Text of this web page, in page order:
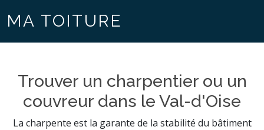
MA TOITURE
Trouver un charpentier ou un
couvreur dans le Val-d'Oise
La charpente est la garante de la stabilité du bâtiment